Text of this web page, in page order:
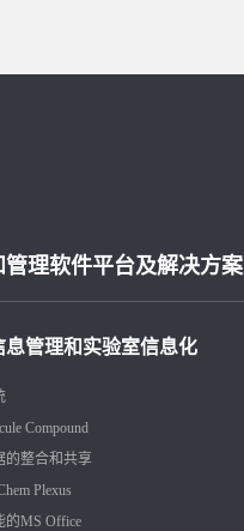
理软件平台及解决方案
息管理和实验室信息化
Compound
的整合和共享
Plexus
的MS Office